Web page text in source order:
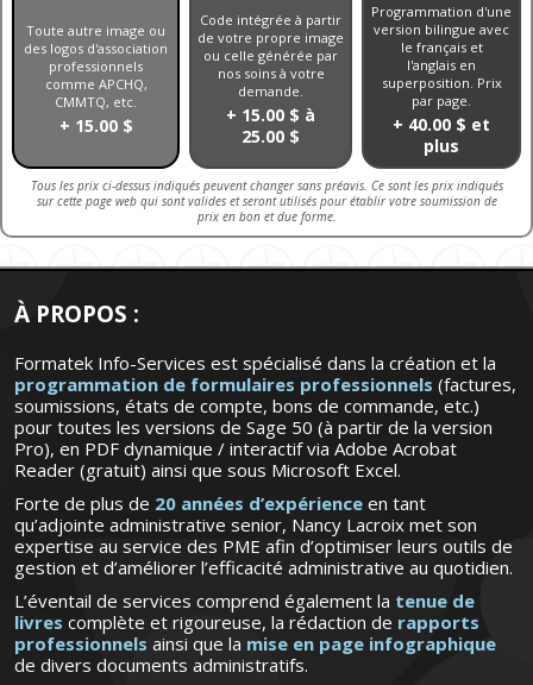
Toute autre image ou
des logos d'association
professionnels
comme APCHQ,
CMMTQ, etc.
+ 15.00 $
Code intégrée à partir
de votre propre image
ou celle générée par
nos soins à votre
demande.
+ 15.00 $ à
25.00 $
Programmation d'une
version bilingue avec
le français et
l'anglais en
superposition. Prix
par page.
+ 40.00 $ et
plus
Tous les prix ci-dessus indiqués peuvent changer sans préavis. Ce sont les prix indiqués
sur cette page web qui sont valides et seront utilisés pour établir votre soumission de
prix en bon et due forme.
À PROPOS :
Formatek Info-Services est spécialisé dans la création et la
programmation de formulaires professionnels (factures,
soumissions, états de compte, bons de commande, etc.)
pour toutes les versions de Sage 50 (à partir de la version
Pro), en PDF dynamique / interactif via Adobe Acrobat
Reader (gratuit) ainsi que sous Microsoft Excel.
Forte de plus de 20 années d’expérience en tant
qu’adjointe administrative senior, Nancy Lacroix met son
expertise au service des PME afin d’optimiser leurs outils de
gestion et d’améliorer l’efficacité administrative au quotidien.
L’éventail de services comprend également la tenue de
livres complète et rigoureuse, la rédaction de rapports
professionnels ainsi que la mise en page infographique
de divers documents administratifs.